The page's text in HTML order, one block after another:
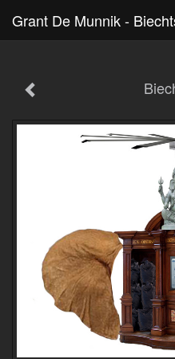
Grant De Munnik -